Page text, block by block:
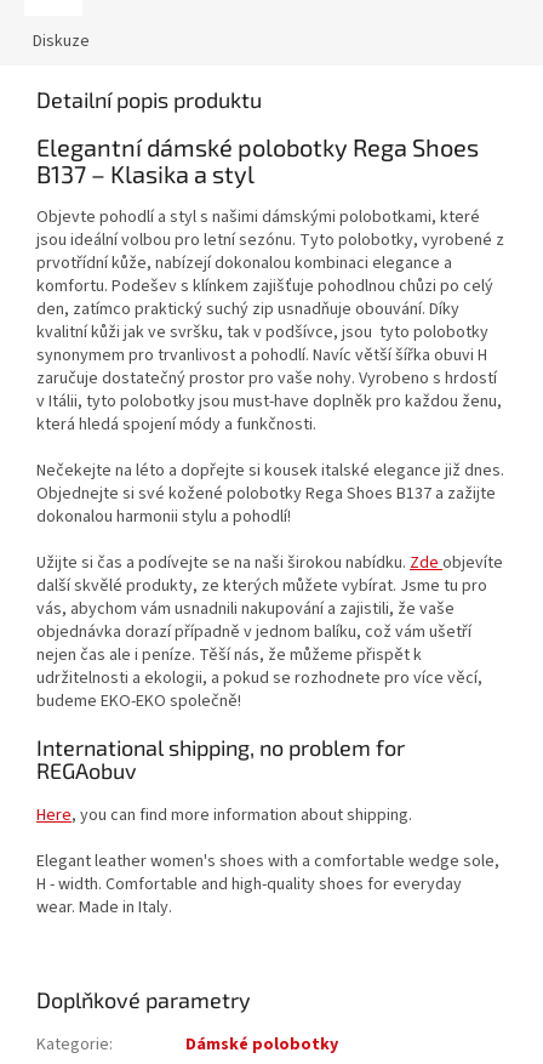
Diskuze
Detailní popis produktu
Elegantní dámské polobotky Rega Shoes
B137 – Klasika a styl
Objevte pohodlí a styl s našimi dámskými polobotkami, které
jsou ideální volbou pro letní sezónu. Tyto polobotky, vyrobené z
prvotřídní kůže, nabízejí dokonalou kombinaci elegance a
komfortu. Podešev s klínkem zajišťuje pohodlnou chůzi po celý
den, zatímco praktický suchý zip usnadňuje obouvání. Díky
kvalitní kůži jak ve svršku, tak v podšívce, jsou tyto polobotky
synonymem pro trvanlivost a pohodlí. Navíc větší šířka obuvi H
zaručuje dostatečný prostor pro vaše nohy. Vyrobeno s hrdostí
v Itálii, tyto polobotky jsou must-have doplněk pro každou ženu,
která hledá spojení módy a funkčnosti.
Nečekejte na léto a dopřejte si kousek italské elegance již dnes.
Objednejte si své kožené polobotky Rega Shoes B137 a zažijte
dokonalou harmonii stylu a pohodlí!
Užijte si čas a podívejte se na naši širokou nabídku. Zdeobjevíte
další skvělé produkty, ze kterých můžete vybírat. Jsme tu pro
vás, abychom vám usnadnili nakupování a zajistili, že vaše
objednávka dorazí případně v jednom balíku, což vám ušetří
nejen čas ale i peníze. Těší nás, že můžeme přispět k
udržitelnosti a ekologii, a pokud se rozhodnete pro více věcí,
budeme EKO-EKO společně!
International shipping, no problem for
REGAobuv
Here, you can find more information about shipping.
Elegant leather women's shoes with a comfortable wedge sole,
H - width. Comfortable and high-quality shoes for everyday
wear. Made in Italy.
Doplňkové parametry
Kategorie:
Dámské polobotky